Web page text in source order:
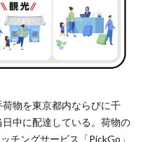
物を東京都内ならびに千
中に配達している。荷物の
チングサービス「PickGo」